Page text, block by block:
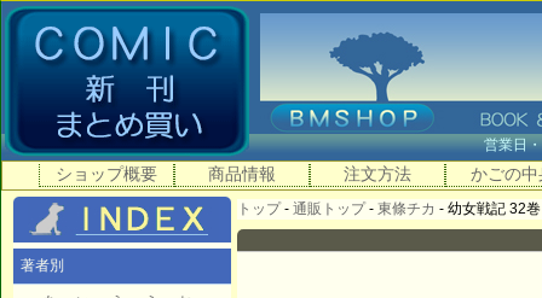
営業
ショップ概要 商品情報 注文方法 かごの中
著者別
トップ- 通販トップ- 東條チカ - 幼女戦記 32巻